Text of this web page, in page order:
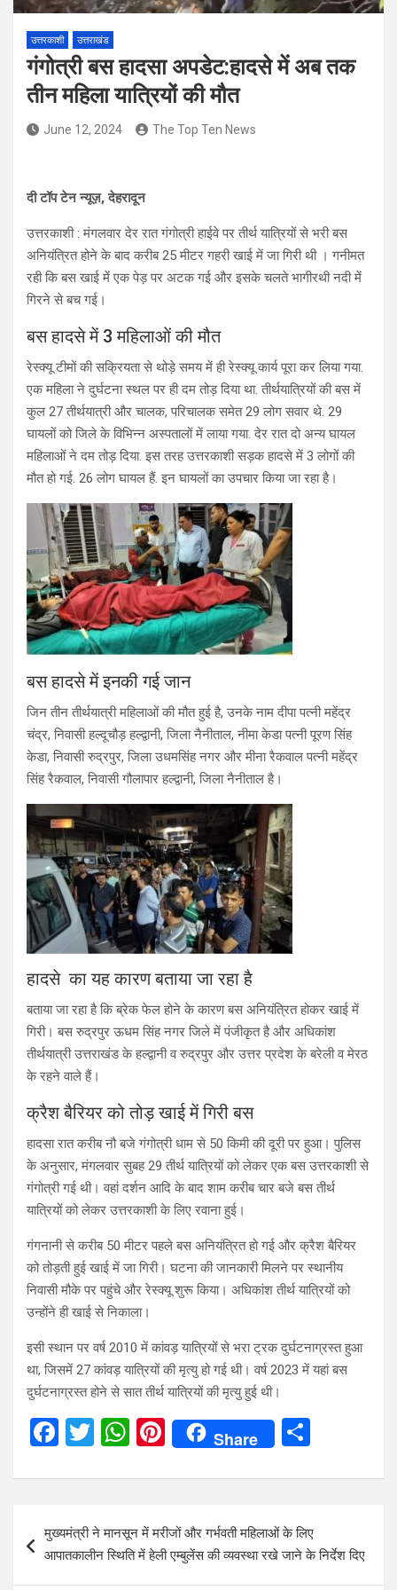
उत्तरकाशी उत्तराखंड
गंगोत्री बस हादसा अपडेट:हादसे में अब तक
तीन महिला यात्रियों की मौत
June 12, 2024 The Top Ten News
दी टॉप टेन न्यूज़, देहरादून
उत्तरकाशी : मंगलवार देर रात गंगोत्री हाईवे पर तीर्थ यात्रियों से भरी बस
अनियंत्रित होने के बाद करीब 25 मीटर गहरी खाई में जा गिरी थी । गनीमत
रही कि बस खाई में एक पेड़ पर अटक गई और इसके चलते भागीरथी नदी में
गिरने से बच गई।
बस हादसे में 3 महिलाओं की मौत
रेस्क्यू टीमों की सक्रियता से थोड़े समय में ही रेस्क्यू कार्य पूरा कर लिया गया.
एक महिला ने दुर्घटना स्थल पर ही दम तोड़ दिया था. तीर्थयात्रियों की बस में
कुल 27 तीर्थयात्री और चालक, परिचालक समेत 29 लोग सवार थे. 29
घायलों को जिले के विभिन्न अस्पतालों में लाया गया. देर रात दो अन्य घायल
महिलाओं ने दम तोड़ दिया. इस तरह उत्तरकाशी सड़क हादसे में 3 लोगों की
मौत हो गई. 26 लोग घायल हैं. इन घायलों का उपचार किया जा रहा है।
बस हादसे में इनकी गई जान
जिन तीन तीर्थयात्री महिलाओं की मौत हुई है, उनके नाम दीपा पत्नी महेंद्र
चंद्र, निवासी हल्दूचौड़ हल्द्वानी, जिला नैनीताल, नीमा केडा पत्नी पूरण सिंह
केडा, निवासी रुद्रपुर, जिला उधमसिंह नगर और मीना रैकवाल पत्नी महेंद्र
सिंह रैकवाल, निवासी गौलापार हल्द्वानी, जिला नैनीताल है।
हादसे का यह कारण बताया जा रहा है
बताया जा रहा है कि ब्रेक फेल होने के कारण बस अनियंत्रित होकर खाई में
गिरी। बस रुद्रपुर ऊधम सिंह नगर जिले में पंजीकृत है और अधिकांश
तीर्थयात्री उत्तराखंड के हल्द्वानी व रुद्रपुर और उत्तर प्रदेश के बरेली व मेरठ
के रहने वाले हैं।
क्रैश बैरियर को तोड़ खाई में गिरी बस
हादसा रात करीब नौ बजे गंगोत्री धाम से 50 किमी की दूरी पर हुआ। पुलिस
के अनुसार, मंगलवार सुबह 29 तीर्थ यात्रियों को लेकर एक बस उत्तरकाशी से
गंगोत्री गई थी। वहां दर्शन आदि के बाद शाम करीब चार बजे बस तीर्थ
यात्रियों को लेकर उत्तरकाशी के लिए रवाना हुई।
गंगनानी से करीब 50 मीटर पहले बस अनियंत्रित हो गई और क्रैश बैरियर
को तोड़ती हुई खाई में जा गिरी। घटना की जानकारी मिलने पर स्थानीय
निवासी मौके पर पहुंचे और रेस्क्यू शुरू किया। अधिकांश तीर्थ यात्रियों को
उन्होंने ही खाई से निकाला।
इसी स्थान पर वर्ष 2010 में कांवड़ यात्रियों से भरा ट्रक दुर्घटनाग्रस्त हुआ
था, जिसमें 27 कांवड़ यात्रियों की मृत्यु हो गई थी। वर्ष 2023 में यहां बस
दुर्घटनाग्रस्त होने से सात तीर्थ यात्रियों की मृत्यु हुई थी।
F
ce
o
T
tt
er
W
at
A
Pi
er
es
t
Share
ar
navigation
मुख्यमंत्री ने मानसून में मरीजों और गर्भवती महिलाओं के लिए
आपातकालीन स्थिति में हेली एम्बुलेंस की व्यवस्था रखे जाने के निर्देश दिए